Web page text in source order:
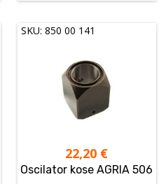
SKU: 850 00 141
22,20 €
Oscilator kose AGRIA 506